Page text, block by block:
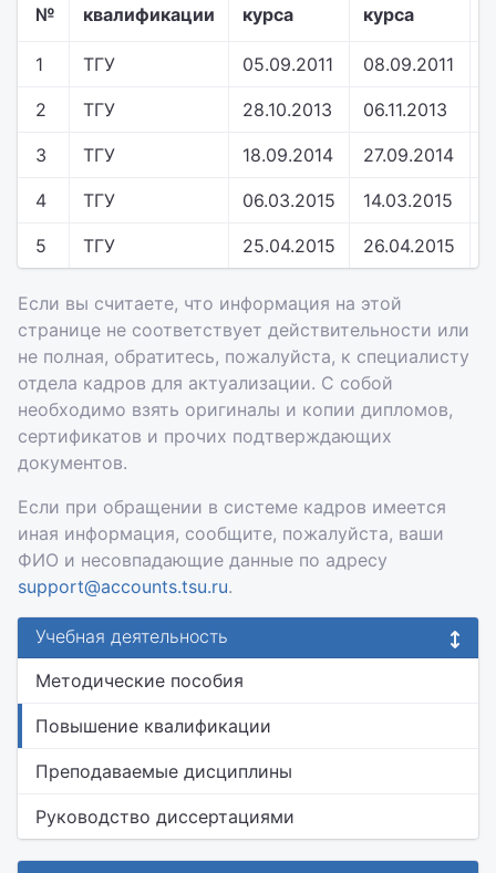
№
квалификации
курса
курса
1 ТГУ 05.09.2011 08.09.2011
2 ТГУ 28.10.2013 06.11.2013
3 ТГУ 18.09.2014 27.09.2014
4 ТГУ 06.03.2015 14.03.2015
5 ТГУ 25.04.2015 26.04.2015
Если вы считаете, что информация на этой
странице не соответствует действительности или
не полная, обратитесь, пожалуйста, к специалисту
отдела кадров для актуализации. С собой
необходимо взять оригиналы и копии дипломов,
сертификатов и прочих подтверждающих
документов.
Если при обращении в системе кадров имеется
иная информация, сообщите, пожалуйста, ваши
ФИО и несовпадающие данные по адресу
support@accounts.tsu.ru.
Учебная деятельность
Методические пособия
Повышение квалификации
Преподаваемые дисциплины
Руководство диссертациями